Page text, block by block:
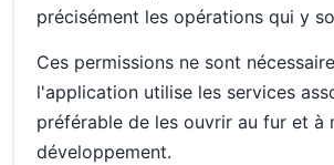
précisément les opérations qui y
Ces permissions ne sont
l'application utilise les services
préférable de les ouvrir au fur et à
développement.